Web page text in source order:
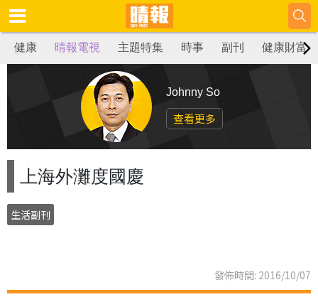
健康 晴報電視 主題特集 時事 副刊 健康財富
Johnny So
查看更多
上海外灘度國慶
生活副刊
發佈時間: 2016/10/07